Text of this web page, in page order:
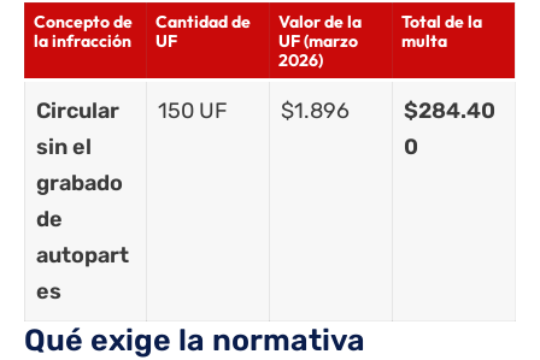
Concepto de
la infracción
Cantidad de
UF
Valor de la
UF (marzo
2026)
Total de la
multa
Circular
sin el
grabado
de
autopart
es
150 UF $1.896
$284.40
0
Qué exige la normativa